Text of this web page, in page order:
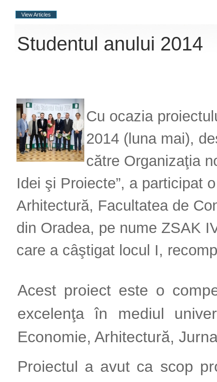
View Articles
Studentul anului 2014
Cu ocazia
2014 (luna mai),
către Organizaţia
Idei şi Proiecte”, a participat
Arhitectură, Facultatea de
din Oradea, pe nume ZSAK
care a câştigat locul I,
Acest proiect este o
excelenţa în mediul
Economie, Arhitectură,
Proiectul a avut ca scop